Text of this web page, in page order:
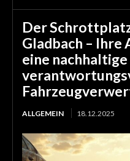
Der
Gladbach –
eine
ALLGEMEIN 18.12.2025